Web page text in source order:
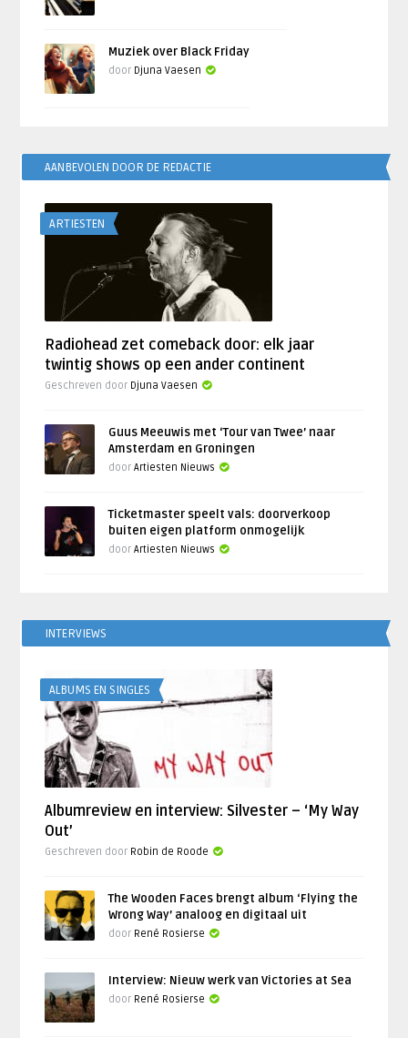
Muziek over Black Friday
door Djuna Vaesen
AANBEVOLEN DOOR DE REDACTIE
ARTIESTEN
Radiohead zet comeback door: elk jaar
twintig shows op een ander continent
Geschreven door Djuna Vaesen
Guus Meeuwis met ‘Tour van Twee’ naar
Amsterdam en Groningen
doorArtiesten Nieuws
Ticketmaster speelt vals: doorverkoop
buiten eigen platform onmogelijk
doorArtiesten Nieuws
INTERVIEWS
ALBUMS EN SINGLES
Albumreview en interview: Silvester – ‘My Way
Out’
Geschreven door Robin de Roode
The Wooden Faces brengt album ‘Flying the
Wrong Way’ analoog en digitaal uit
door René Rosierse
Interview: Nieuw werk van Victories at Sea
door René Rosierse